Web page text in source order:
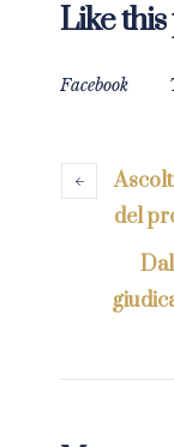
Like this
Facebook
del